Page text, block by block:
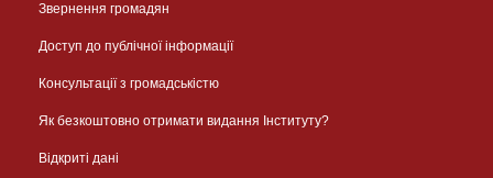
Звернення громадян
Доступ до публічної інформації
Консультації з громадськістю
Як безкоштовно отримати видання Інституту?
Відкриті дані